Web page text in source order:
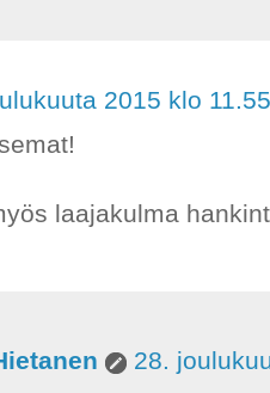
2015 klo 11.55
laajakulma
28.